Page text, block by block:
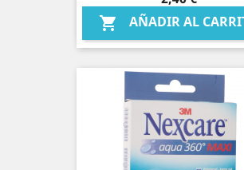
 AÑADIR AL